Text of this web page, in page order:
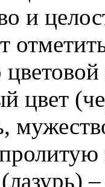
и
цвет
–